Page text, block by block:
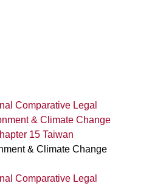
Comparative Legal
& Climate Change
15 Taiwan
& Climate Change
Comparative Legal